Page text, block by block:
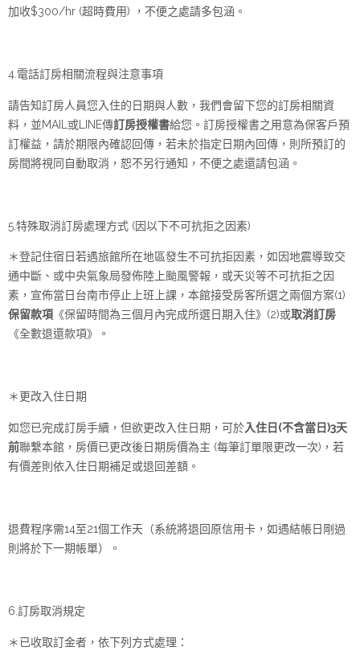
加收$300/hr (超時費用) ，不便之處請多包涵。
4.電話訂房相關流程與注意事項
請告知訂房人員您入住的日期與人數，我們會留下您的訂房相關資
料，並MAIL或LINE傳訂房授權書給您。訂房授權書之用意為保客戶預
訂權益，請於期限內確認回傳，若未於指定日期內回傳，則所預訂的
房間將視同自動取消，恕不另行通知，不便之處還請包涵。
5.特殊取消訂房處理方式 (因以下不可抗拒之因素)
＊登記住宿日若遇旅館所在地區發生不可抗拒因素，如因地震導致交
通中斷、或中央氣象局發佈陸上颱風警報，或天災等不可抗拒之因
素，宣佈當日台南市停止上班上課，本館接受房客所選之兩個方案(1)
保留款項 《保留時間為三個月內完成所選日期入住》(2)或取消訂房
《全數退還款項》。
＊更改入住日期
如您已完成訂房手續，但欲更改入住日期，可於入住日(不含當日)3天
前聯繫本館，房價已更改後日期房價為主 (每筆訂單限更改一次)，若
有價差則依入住日期補足或退回差額。
退費程序需14至21個工作天（系統將退回原信用卡，如遇結帳日剛過
則將於下一期帳單）。
6.訂房取消規定
＊已收取訂金者，依下列方式處理：